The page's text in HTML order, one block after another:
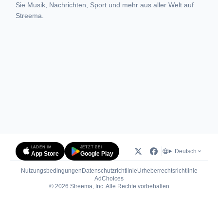
Sie Musik, Nachrichten, Sport und mehr aus aller Welt auf
Streema.
LADEN IM
App Store
JETZT BEI
Google Play Deutsch
Nutzungsbedingungen DatenschutzrichtlinieUrheberrechtsrichtlinie
AdChoices(öffnet in neuem Tab)
© 2026 Streema, Inc. Alle Rechte vorbehalten